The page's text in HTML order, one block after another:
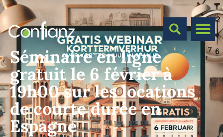
Séminaire en ligne
gratuit le 6 février à
19h00 sur les locations
de courte durée en
Espagne